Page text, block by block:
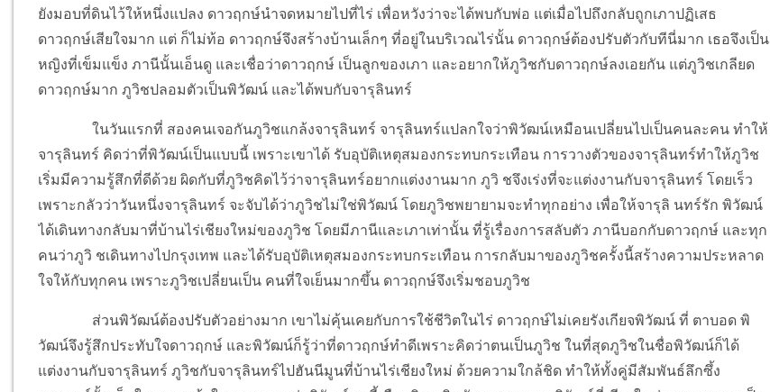
ยังมอบที่ดินไว้ให้หนึ่งแปลง ดาวฤกษ์นำจดหมายไปที่ไร่ เพื่อหวังว่าจะได้พบกับพ่อ แต่เมื่อไปถึงกลับถูกเภาปฏิเสธ
ดาวฤกษ์เสียใจมาก แต่ ก็ไม่ท้อ ดาวฤกษ์จึงสร้างบ้านเล็กๆ ที่อยู่ในบริเวณไร่นั้น ดาวฤกษ์ต้องปรับตัวกับทีนี่มาก เธอจึงเป็น
หญิงที่เข็มแข็ง ภานีนั้นเอ็นดู และเชื่อว่าดาวฤกษ์ เป็นลูกของเภา และอยากให้ภูวิชกับดาวฤกษ์ลงเอยกัน แต่ภูวิชเกลียด
ดาวฤกษ์มาก ภูวิชปลอมตัวเป็นพิวัฒน์ และได้พบกับจารุลินทร์
ในวันแรกที่ สองคนเจอกันภูวิชแกล้งจารุลินทร์ จารุลินทร์แปลกใจว่าพิวัฒน์เหมือนเปลี่ยนไปเป็นคนละคน ทำให้
จารุลินทร์ คิดว่าที่พิวัฒน์เป็นแบบนี้ เพราะเขาได้ รับอุบัติเหตุสมองกระทบกระเทือน การวางตัวของจารุลินทร์ทำให้ภูวิช
เริ่มมีความรู้สึกที่ดีด้วย ผิดกับที่ภูวิชคิดไว้ว่าจารุลินทร์อยากแต่งงานมาก ภูวิ ชจึงเร่งที่จะแต่งงานกับจารุลินทร์ โดยเร็ว
เพราะกลัวว่าวันหนึ่งจารุลินทร์ จะจับได้ว่าภูวิชไม่ใช่พิวัฒน์ โดยภูวิชพยายามจะทำทุกอย่าง เพื่อให้จารุลิ นทร์รัก พิวัฒน์
ได้เดินทางกลับมาที่บ้านไร่เชียงใหม่ของภูวิช โดยมีภานีและเภาเท่านั้น ที่รู้เรื่องการสลับตัว ภานีบอกกับดาวฤกษ์ และทุก
คนว่าภูวิ ชเดินทางไปกรุงเทพ และได้รับอุบัติเหตุสมองกระทบกระเทือน การกลับมาของภูวิชครั้งนี้สร้างความประหลาด
ใจให้กับทุกคน เพราะภูวิชเปลี่ยนเป็น คนที่ใจเย็นมากขึ้น ดาวฤกษ์จึงเริ่มชอบภูวิช
ส่วนพิวัฒน์ต้องปรับตัวอย่างมาก เขาไม่คุ้นเคยกับการใช้ชีวิตในไร่ ดาวฤกษ์ไม่เคยรังเกียจพิวัฒน์ ที่ ตาบอด พิ
วัฒน์จึงรู้สึกประทับใจดาวฤกษ์ และพิวัฒน์ก็รู้ว่าที่ดาวฤกษ์ทำดีเพราะคิดว่าตนเป็นภูวิช ในที่สุดภูวิชในชื่อพิวัฒน์ก็ได้
แต่งงานกับจารุลินทร์ ภูวิชกับจารุลินทร์ไปฮันนีมูนที่บ้านไร่เชียงใหม่ ด้วยความใกล้ชิด ทำให้ทั้งคู่มีสัมพันธ์ลึกซึ้ง